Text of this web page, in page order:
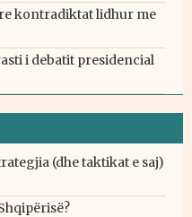
kontradiktat lidhur me
i debatit presidencial
(dhe taktikat e saj)